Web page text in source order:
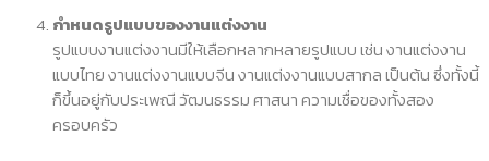
กำหนดรูปแบบของงานแต่งงาน
รูปแบบงานแต่งงานมีให้เลือกหลากหลายรูปแบบ เช่น งานแต่งงาน
แบบไทย งานแต่งงานแบบจีน งานแต่งงานแบบสากล เป็นต้น ซึ่งทั้งนี้
ก็ขึ้นอยู่กับประเพณี วัฒนธรรม ศาสนา ความเชื่อของทั้งสอง
ครอบครัว